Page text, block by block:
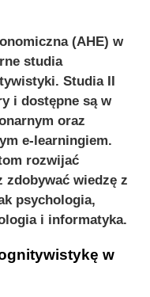
(AHE) w
studia
Studia II
i dostępne są w
oraz
e-learningiem.
rozwijać
zdobywać wiedzę z
psychologia,
i informatyka.
w